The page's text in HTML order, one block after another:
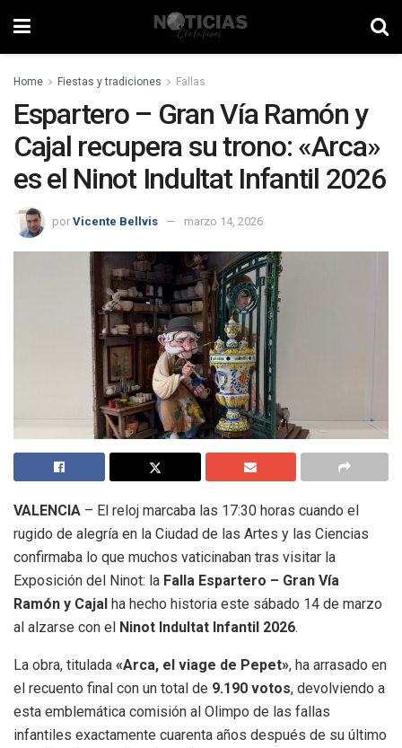
Home Fiestas y tradiciones Fallas
Espartero – Gran Vía Ramón y
Cajal recupera su trono: «Arca»
es el Ninot Indultat Infantil 2026
por Vicente Bellvis marzo 14, 2026
VALENCIA – El reloj marcaba las 17:30 horas cuando el
rugido de alegría en la Ciudad de las Artes y las Ciencias
confirmaba lo que muchos vaticinaban tras visitar la
Exposición del Ninot: la Falla Espartero – Gran Vía
Ramón y Cajal ha hecho historia este sábado 14 de marzo
al alzarse con el Ninot Indultat Infantil 2026.
La obra, titulada «Arca, el viage de Pepet», ha arrasado en
el recuento final con un total de 9.190 votos, devolviendo a
esta emblemática comisión al Olimpo de las fallas
infantiles exactamente cuarenta años después de su último